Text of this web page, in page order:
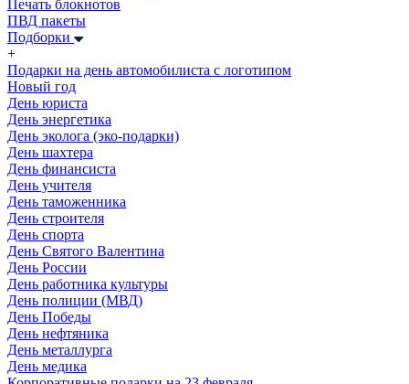
Печать блокнотов
ПВД пакеты
Подборки
+
Подарки на день автомобилиста с логотипом
Новый год
День юриста
День энергетика
День эколога (эко-подарки)
День шахтера
День финансиста
День учителя
День таможенника
День строителя
День спорта
День Святого Валентина
День России
День работника культуры
День полиции (МВД)
День Победы
День нефтяника
День металлурга
День медика